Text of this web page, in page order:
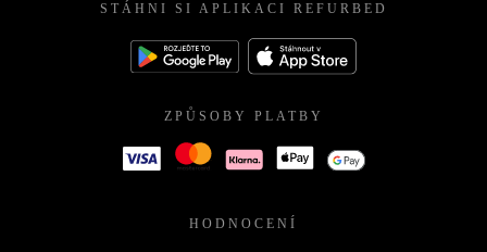
STÁHNI SI APLIKACI REFURBED
ZPŮSOBY PLATBY
HODNOCENÍ